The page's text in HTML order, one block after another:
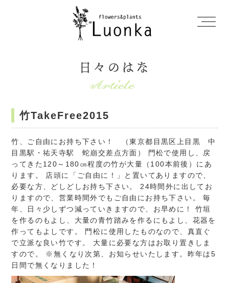
日々のはな
竹TakeFree2015
竹、ご自由にお持ち下さい！ （東京都目黒区上目黒 中
目黒駅・祐天寺駅 蛇崩交差点方面） 門松で使用し、戻
ってきた120～180㎝程度の竹が大量（100本前後）にあ
ります。 店頭に「ご自由に！」と置いてありますので、
必要な方、どしどしお持ち下さい。 24時間外に出してお
りますので、営業時間外でもご自由にお持ち下さい。 毎
年、日々少しずつ減っていきますので、お早めに！ 竹垣
を作るのもよし、大量の青竹踏みを作るにもよし、花器を
作ってもよしです。 門松に使用したものなので、真直ぐ
で立派な良い竹です。 大量に必要な方はお取り置きしま
すので。 ※無くなり次第、お知らせいたします。昨年は5
日間で無くなりました！